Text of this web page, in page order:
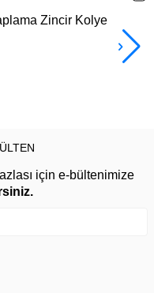
Zincir Kolye
için e-bültenimize